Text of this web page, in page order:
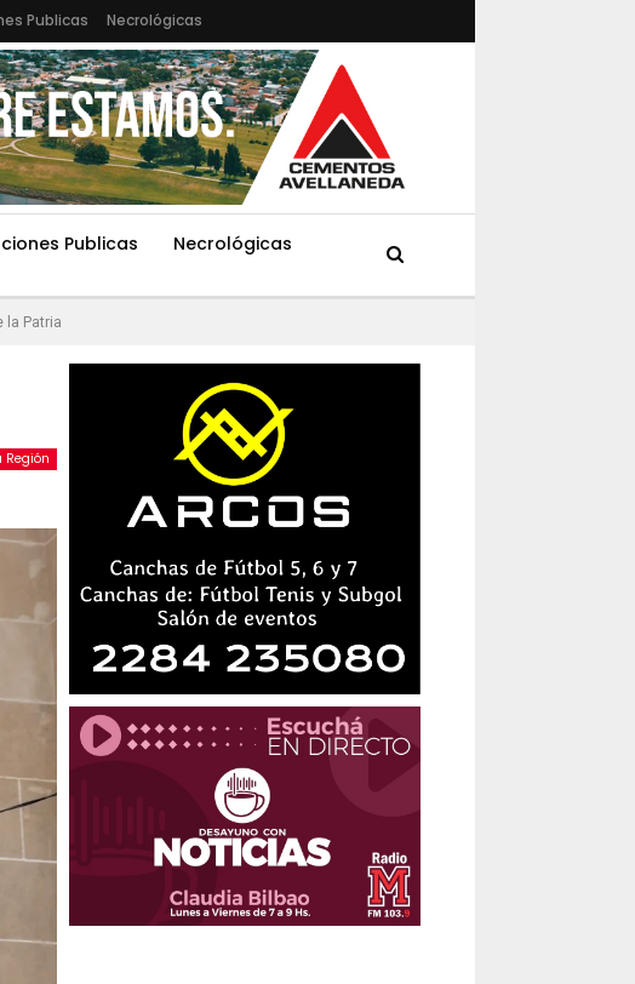
Publicas Necrológicas
Publicas Necrológicas
la Patria
Región